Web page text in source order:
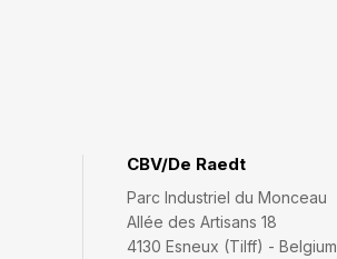
CBV/De Raedt
Parc Industriel du Monceau
Allée des Artisans 18
4130 Esneux (Tilff) - Belgium